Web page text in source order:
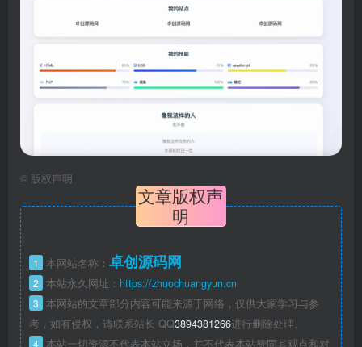
© 版权声明
文章版权声
明
1 本网站名称： 卓创源码网
2 本站永久网址： https://zhuochuangyun.cn
3 本网站的文章部分内容可能来源于网络，仅供大家学习与参
考，如有侵权，请联系站长 QQ3894381266进行删除处理。
4 本站一切资源不代表本站立场，并不代表本站赞同其观点和对